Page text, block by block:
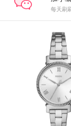
每天刷